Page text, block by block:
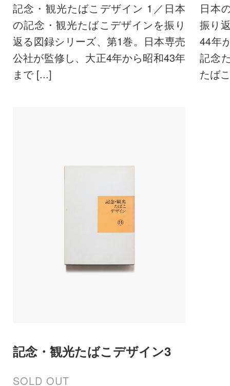
記念・観光たばこデザイン 1／日本
の記念・観光たばこデザインを振り
返る図録シリーズ、第1巻。日本専売
公社が監修し、大正4年から昭和43年
まで [...]
日本
振り
44年
記念
たば
記念・観光たばこデザイン3
SOLD OUT